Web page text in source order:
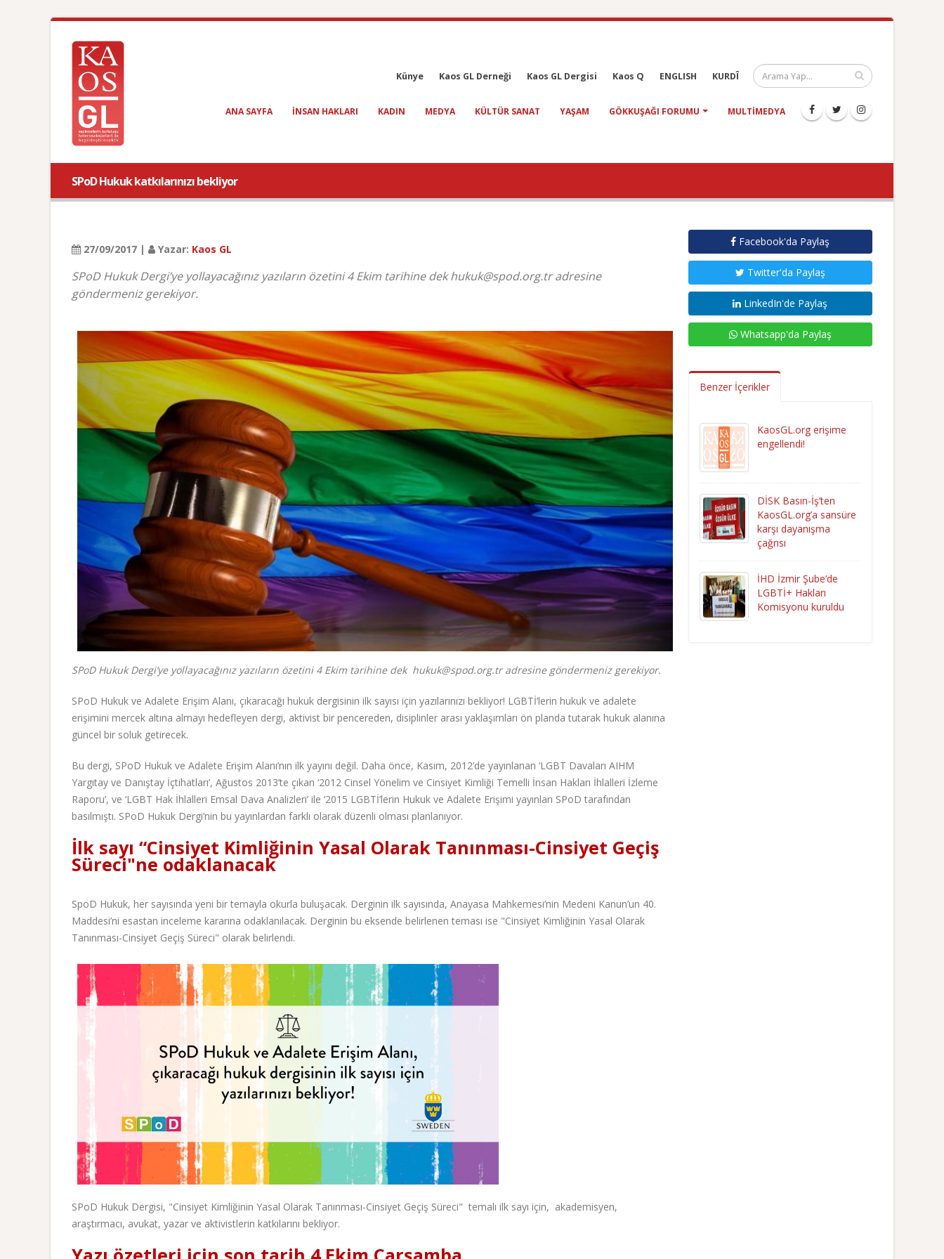
Künye Kaos GL Derneği Kaos GL Dergisi Kaos Q ENGLISH KURDÎ
ANA SAYFA INSAN HAKLARI KADIN MEDYA KÜLTÜR SANAT YAŞAM GÖKKUŞAĞI FORUMU MULTIMEDYA
SPoD Hukuk katkılarınızı bekliyor
27/09/2017 | Yazar: Kaos GL
SPoD Hukuk Dergi’ye yollayacağınız yazıların özetini 4 Ekim tarihine dek hukuk@spod.org.tr adresine
göndermeniz gerekiyor.
SPoD Hukuk Dergi’ye yollayacağınız yazıların özetini 4 Ekim tarihine dek hukuk@spod.org.tr adresine göndermeniz gerekiyor.
SPoD Hukuk ve Adalete Erişim Alanı, çıkaracağı hukuk dergisinin ilk sayısı için yazılarınızı bekliyor! LGBTİ’lerin hukuk ve adalete
erişimini mercek altına almayı hedefleyen dergi, aktivist bir pencereden, disiplinler arası yaklaşımları ön planda tutarak hukuk alanına
güncel bir soluk getirecek.
Bu dergi, SPoD Hukuk ve Adalete Erişim Alanı’nın ilk yayını değil. Daha önce, Kasım, 2012’de yayınlanan ‘LGBT Davaları AIHM
Yargıtay ve Danıştay İçtihatları’, Ağustos 2013’te çıkan ‘2012 Cinsel Yönelim ve Cinsiyet Kimliği Temelli İnsan Hakları İhlalleri İzleme
Raporu’, ve ‘LGBT Hak İhlalleri Emsal Dava Analizleri’ ile ‘2015 LGBTİ’lerin Hukuk ve Adalete Erişimi yayınları SPoD tarafından
basılmıştı. SPoD Hukuk Dergi’nin bu yayınlardan farklı olarak düzenli olması planlanıyor.
İlk sayı “Cinsiyet Kimliğinin Yasal Olarak Tanınması-Cinsiyet Geçiş
Süreci"ne odaklanacak
SpoD Hukuk, her sayısında yeni bir temayla okurla buluşacak. Derginin ilk sayısında, Anayasa Mahkemesi’nin Medeni Kanun’un 40.
Maddesi’ni esastan inceleme kararına odaklanılacak. Derginin bu eksende belirlenen teması ise "Cinsiyet Kimliğinin Yasal Olarak
Tanınması-Cinsiyet Geçiş Süreci" olarak belirlendi.
SPoD Hukuk Dergisi, "Cinsiyet Kimliğinin Yasal Olarak Tanınması-Cinsiyet Geçiş Süreci" temalı ilk sayı için, akademisyen,
araştırmacı, avukat, yazar ve aktivistlerin katkılarını bekliyor.
Facebook'da Paylaş
Twitter'da Paylaş
LinkedIn'de Paylaş
Whatsapp'da Paylaş
Benzer İçerikler
KaosGL.org erişime
engellendi!
DİSK Basın-İş’ten
KaosGL.org’a sansüre
karşı dayanışma
çağrısı
İHD İzmir Şube’de
LGBTİ+ Hakları
Komisyonu kuruldu